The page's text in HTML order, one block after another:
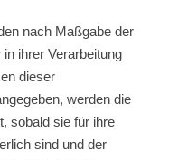
nach Maßgabe der
ihrer Verarbeitung
dieser
werden die
sobald sie für ihre
sind und der